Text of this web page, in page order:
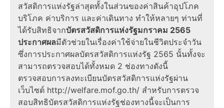
สวัสดิการแห่งรัฐล่าสุดทั้งในส่วนของค่าสินค้าอุปโภค
บริโภค ค่าบริการ และค่าเดินทาง ทำให้หลายๆ ท่านที่
ได้รับสิทธิจากบัตรสวัสดิการแห่งรัฐมกราคม 2565
ประกาศผลมีตัวช่วยในเรื่องค่าใช้จ่ายในชีวิตประจำวัน
ซึ่งการประกาศผลบัตรสวัสดิการแห่งรัฐ 2565 นั้นทั้งจะ
สามารถตรวจสอบได้ทั้งหมด 2 ช่องทางดังนี้
ตรวจสอบการลงทะเบียนบัตรสวัสดิการแห่งรัฐผ่าน
เว็บไซต์ http://welfare.mof.go.th/ สำหรับการตรวจ
สอบสิทธิบัตรสวัสดิการแห่งรัฐช่องทางนี้จะเป็นการ